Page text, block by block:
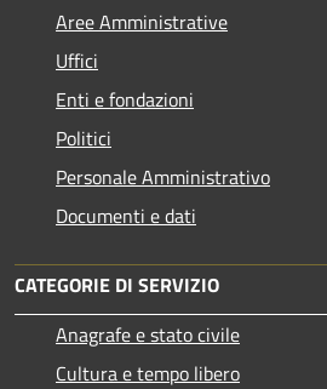
Aree Amministrative
Uffici
Enti e fondazioni
Politici
Personale Amministrativo
Documenti e dati
CATEGORIE DI SERVIZIO
Anagrafe e stato civile
Cultura e tempo libero